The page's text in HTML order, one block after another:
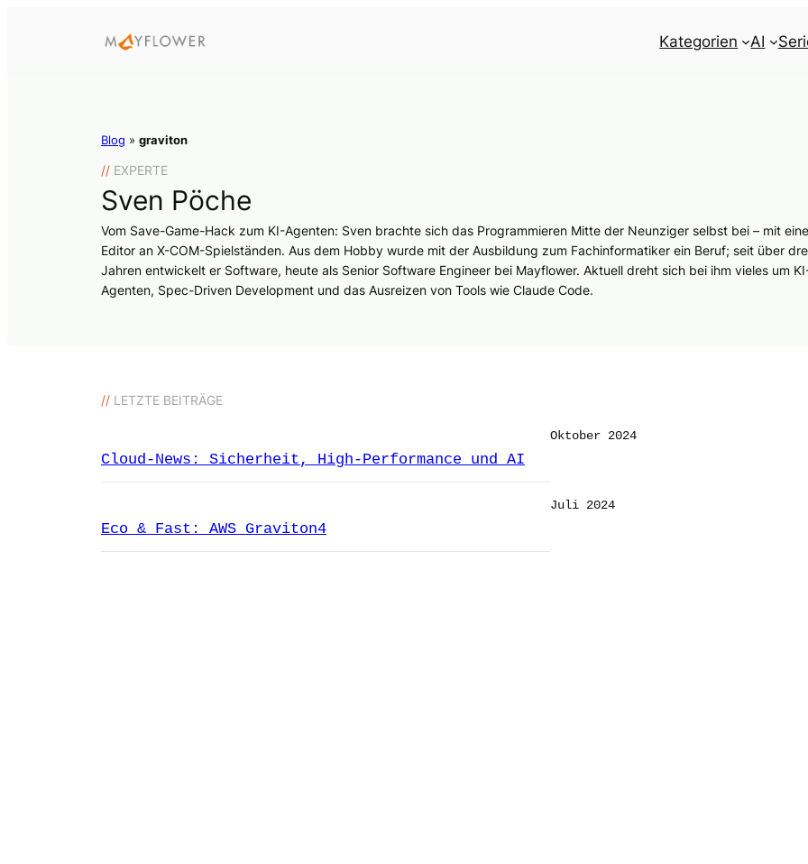
Kategorien AI
Blog » graviton
// EXPERTE
Sven Pöche
Vom Save-Game-Hack zum KI-Agenten: Sven brachte sich das Programmieren Mitte der Neunziger selbst bei – mit
Editor an X-COM-Spielständen. Aus dem Hobby wurde mit der Ausbildung zum Fachinformatiker ein Beruf; seit über
Jahren entwickelt er Software, heute als Senior Software Engineer bei Mayflower. Aktuell dreht sich bei ihm vieles um
Agenten, Spec-Driven Development und das Ausreizen von Tools wie Claude Code.
// LETZTE BEITRÄGE
Cloud-News: Sicherheit, High-Performance und AI
Oktober 2024
Eco & Fast: AWS Graviton4
Juli 2024